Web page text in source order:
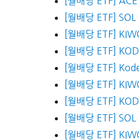
[월배당 ETF]
[월배당 ETF]
[월배당 ETF]
[월배당 ETF]
[월배당 ETF]
[월배당 ETF]
[월배당 ETF]
[월배당 ETF]